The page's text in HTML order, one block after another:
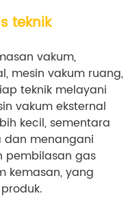
teknik
vakum,
mesin vakum ruang,
teknik melayani
vakum eksternal
kecil, sementara
dan menangani
pembilasan gas
kemasan, yang